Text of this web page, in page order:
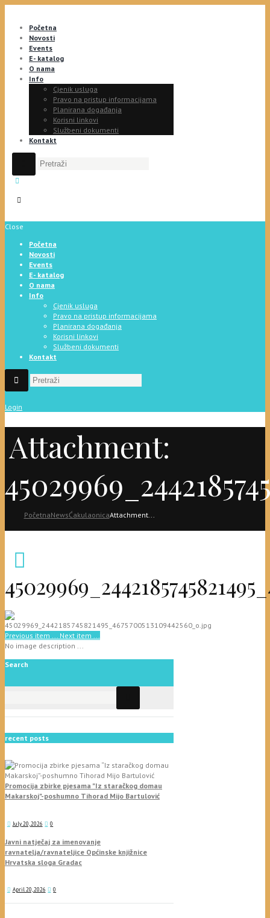
Početna
Novosti
Events
E- katalog
O nama
Info
Cjenik usluga
Pravo na pristup informacijama
Planirana događanja
Korisni linkovi
Službeni dokumenti
Kontakt
Close
Početna
Novosti
Events
E- katalog
O nama
Info
Cjenik usluga
Pravo na pristup informacijama
Planirana događanja
Korisni linkovi
Službeni dokumenti
Kontakt
Login
Attachment:
PočetnaNewsĆakulaonicaAttachment...
Previous item Next item
No image description ...
Search
recent posts
Promocija zbirke pjesama "Iz staračkog domau
Makarskoj"-poshumno Tihorad Mijo Bartulović
July 20, 2026 0
Javni natječaj za imenovanje
ravnatelja/ravnateljice Općinske knjižnice
Hrvatska sloga Gradac
April 20, 2026 0